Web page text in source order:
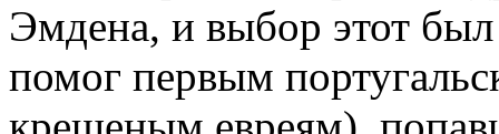
Эмдена, и выбор этот
помог первым